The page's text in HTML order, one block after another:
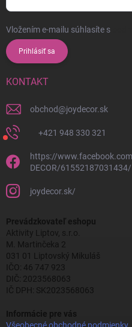
Vložením e-mailu súhlasíte s
Prihlásiť sa
KONTAKT
obchod@joydecor.sk
+421 948 330 321
https://
DECOR/61552187031434/
joydecor.sk/
Prevádzkovateľ eshopu
Aktivity Liptov, s.r.o.
M. Martinčeka 2
031 01 Liptovský Mikuláš
IČO: 46 747 923
DIČ: 2023568063
IČ DPH: SK2023568063
Informácie pre vás
Všeobecné obchodné podmienky